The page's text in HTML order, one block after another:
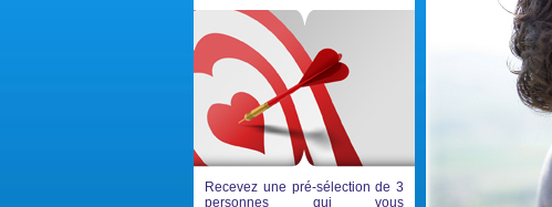
Recevez une pré-sélection de 3
personnes qui vous